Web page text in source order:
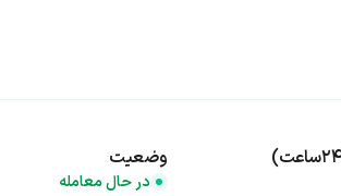
وضعیت
در حال معامله